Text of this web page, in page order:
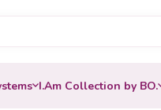
I.Am Collection by BO.